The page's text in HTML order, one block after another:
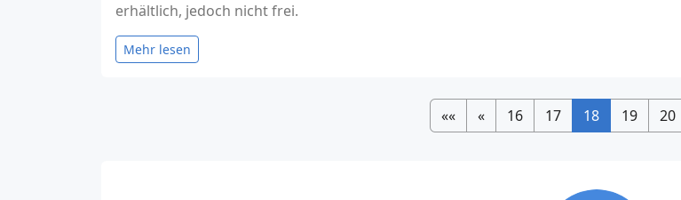
erhältlich, jedoch nicht frei.
Mehr lesen
«« « 16 17 18 19 20